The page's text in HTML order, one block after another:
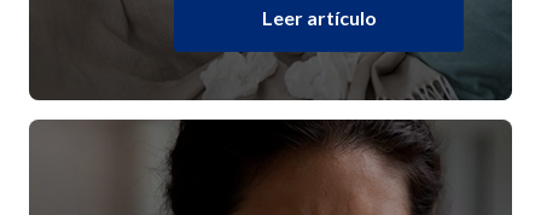
Leer artículo